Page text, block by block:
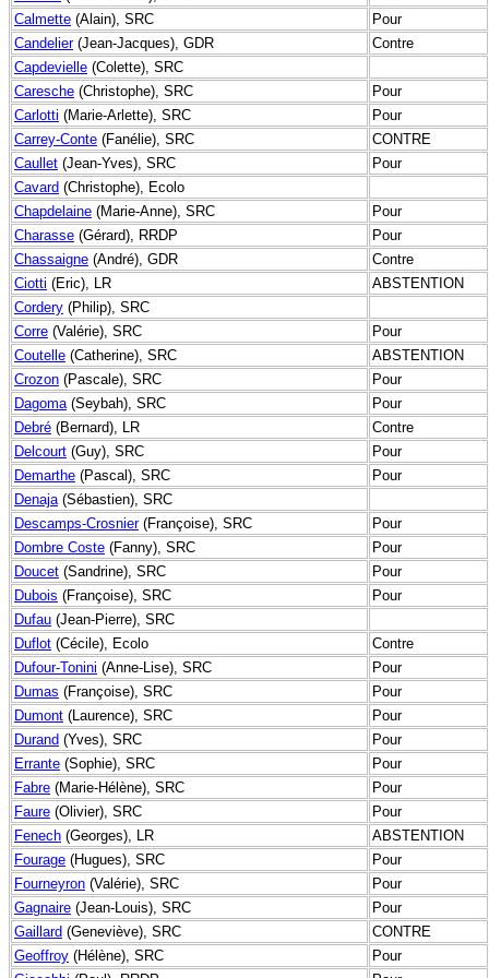
Calmette (Alain), SRC
Pour
Candelier(Jean-Jacques), GDR
Contre
Capdevielle (Colette), SRC
Caresche (Christophe), SRC
Pour
Carlotti (Marie-Arlette), SRC
Pour
Carrey-Conte (Fanélie), SRC
CONTRE
Caullet (Jean-Yves), SRC
Pour
Cavard (Christophe), Ecolo
Chapdelaine (Marie-Anne), SRC
Pour
Charasse (Gérard), RRDP
Pour
Chassaigne (André), GDR
Contre
Ciotti (Eric), LR
ABSTENTION
Cordery (Philip), SRC
Corre (Valérie), SRC
Pour
Coutelle (Catherine), SRC
ABSTENTION
Crozon (Pascale), SRC
Pour
Dagoma(Seybah), SRC
Pour
Debré (Bernard), LR
Contre
Delcourt (Guy), SRC
Pour
Demarthe (Pascal), SRC
Pour
Denaja(Sébastien), SRC
Descamps-Crosnier(Françoise), SRC
Pour
Dombre Coste (Fanny), SRC
Pour
Doucet (Sandrine), SRC
Pour
Dubois (Françoise), SRC
Pour
Dufau (Jean-Pierre), SRC
Duflot (Cécile), Ecolo
Contre
Dufour-Tonini (Anne-Lise), SRC
Pour
Dumas (Françoise), SRC
Pour
Dumont (Laurence), SRC
Pour
Durand (Yves), SRC
Pour
Errante (Sophie), SRC
Pour
Fabre (Marie-Hélène), SRC
Pour
Faure (Olivier), SRC
Pour
Fenech (Georges), LR
ABSTENTION
Fourage (Hugues), SRC
Pour
Fourneyron (Valérie), SRC
Pour
Gagnaire (Jean-Louis), SRC
Pour
Gaillard (Geneviève), SRC
CONTRE
Geoffroy (Hélène), SRC
Pour